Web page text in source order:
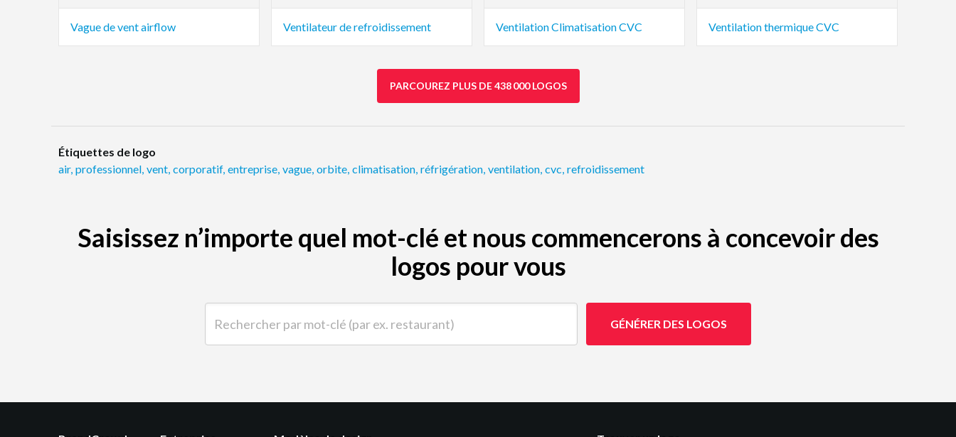
Vague de vent airflow Ventilateur de refroidissement Ventilation Climatisation CVC Ventilation thermique CVC
PARCOUREZ PLUS DE 438 000 LOGOS
Étiquettes de logo
air, professionnel, vent, corporatif, entreprise, vague, orbite, climatisation, réfrigération, ventilation, cvc, refroidissement
Saisissez n’importe quel mot-clé et nous commencerons à concevoir des
logos pour vous
GÉNÉRER DES LOGOS